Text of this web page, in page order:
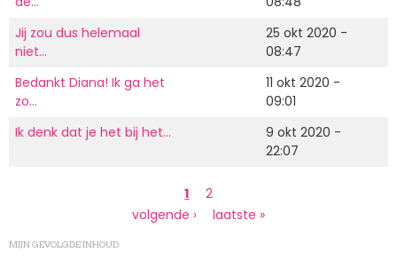
Jij zou dus helemaal
niet…
25 okt 2020 -
08:47
Bedankt Diana! Ik ga het
zo…
11 okt 2020 -
09:01
Ik denk dat je het bij het…
9 okt 2020 -
22:07
Huidige
pagina
1 Page
2
Volgende
volgende ›
Laatste
laatste »
MIJN GEVOLGDE INHOUD